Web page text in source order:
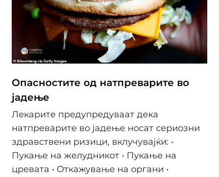
Опасностите од натпреварите во
јадење
Лекарите предупредуваат дека
натпреварите во јадење носат сериозни
здравствени ризици, вклучувајќи: •
Пукање на желудникот • Пукање на
цревата • Откажување на органи •